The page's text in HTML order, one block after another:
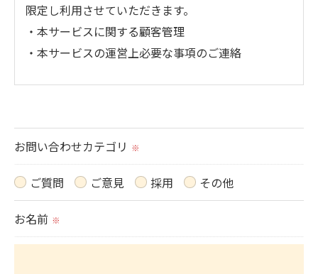
限定し利用させていただきます。
・本サービスに関する顧客管理
・本サービスの運営上必要な事項のご連絡
られた場合を除き、
ません。
＜個人情報の委託について＞
当社では、利用目的の達成に必要な範囲において、
お問い合わせカテゴリ ※
ご質問 ご意見 採用 その他
お名前 ※